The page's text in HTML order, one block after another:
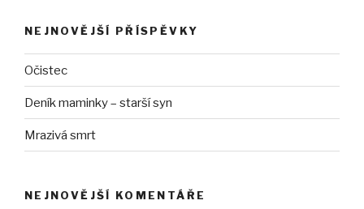
NEJNOVĚJŠÍ PŘÍSPĚVKY
Očistec
Deník maminky – starší syn
Mrazivá smrt
NEJNOVĚJŠÍ KOMENTÁŘE